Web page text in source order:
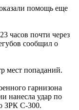
помощь еще
часов почти через
сообщил о
мест попаданий.
гарнизона
нанесла удар по
ЗРК С-300.